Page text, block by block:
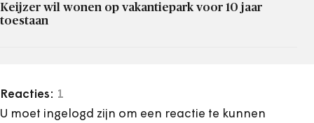
Keijzer wil wonen op vakantiepark voor 10 jaar
toestaan
Reacties: 1
U moet ingelogd zijn om een reactie te kunnen